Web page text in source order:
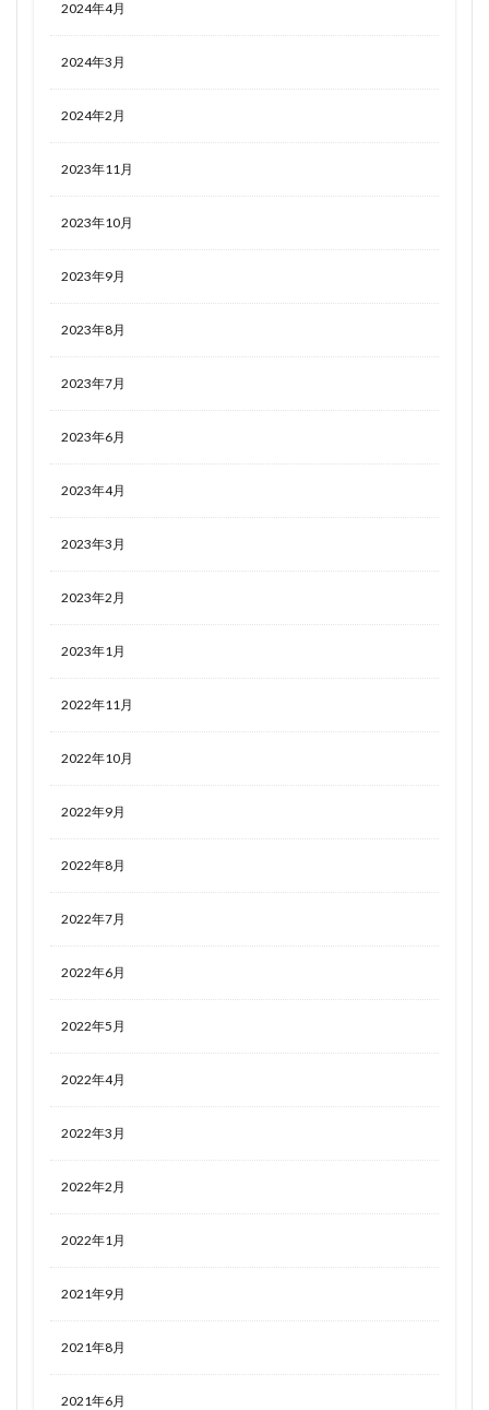
2024年4月
2024年3月
2024年2月
2023年11月
2023年10月
2023年9月
2023年8月
2023年7月
2023年6月
2023年4月
2023年3月
2023年2月
2023年1月
2022年11月
2022年10月
2022年9月
2022年8月
2022年7月
2022年6月
2022年5月
2022年4月
2022年3月
2022年2月
2022年1月
2021年9月
2021年8月
2021年6月